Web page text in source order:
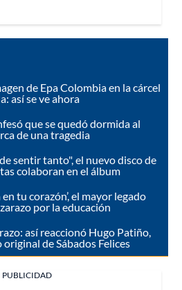
de Epa Colombia en la cárcel
así se ve ahora
que se quedó dormida al
de una tragedia
sentir tanto", el nuevo disco de
colaboran en el álbum
tu corazón’, el mayor legado
por la educación
así reaccionó Hugo Patiño,
de Sábados Felices
PUBLICIDAD